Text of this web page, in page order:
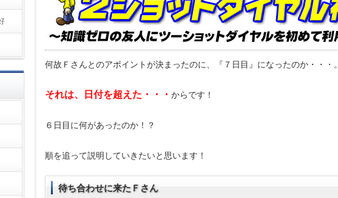
何故Ｆさんとのアポイントが決まったのに、『７日目』になったのか・・・。
それは、日付を超えた・・・ からです！
６日目に何があったのか！？
順を追って説明していきたいと思います！
待ち合わせに来たＦさん